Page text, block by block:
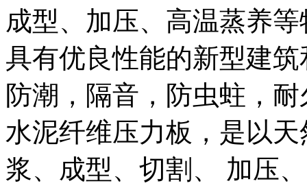
成型、加压、高温蒸养
具有优良性能的新型建
防潮，隔音，防虫蛀，
水泥纤维压力板，是以
浆、成型、切割、 加压